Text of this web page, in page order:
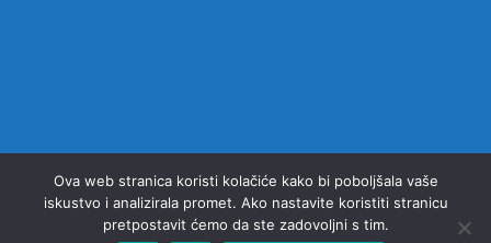
Ova web stranica koristi kolačiće kako bi poboljšala vaše
iskustvo i analizirala promet. Ako nastavite koristiti stranicu
pretpostavit ćemo da ste zadovoljni s tim.